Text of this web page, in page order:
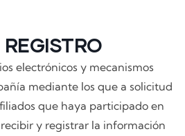
electrónicos y mecanismos
mediante los que a solicitud
que haya participado en
y registrar la información